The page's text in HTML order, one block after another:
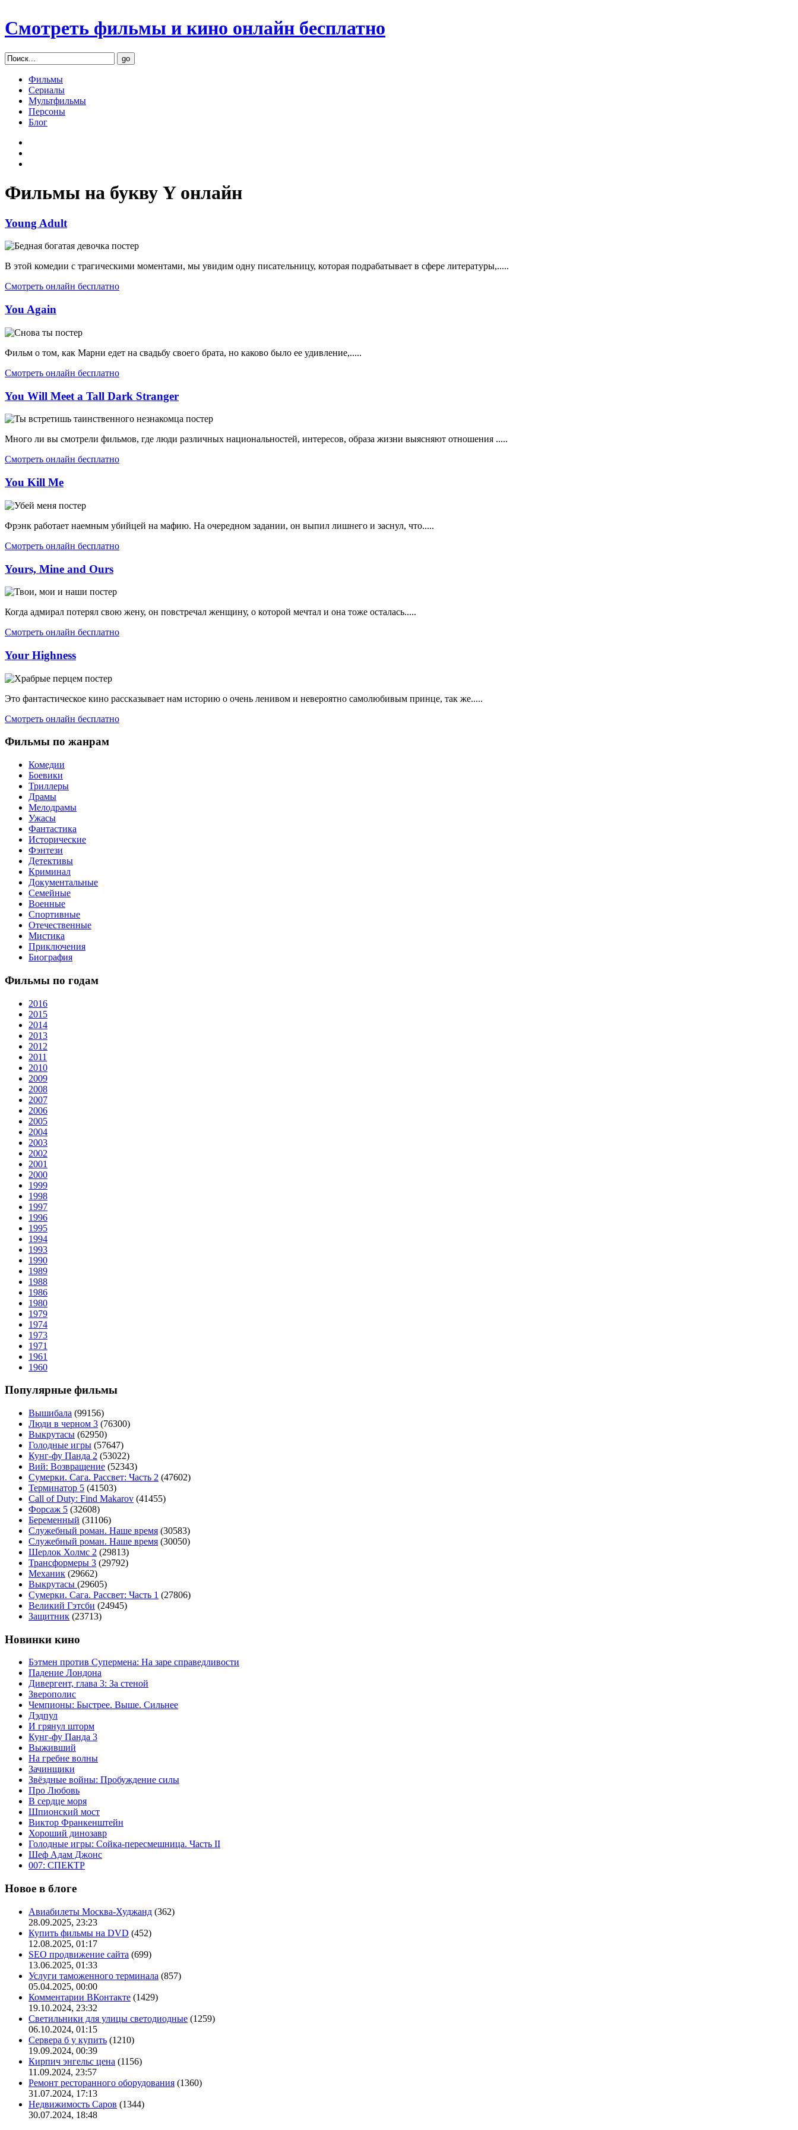
Смотреть фильмы и кино онлайн бесплатно
Фильмы
Сериалы
Мультфильмы
Персоны
Блог
Фильмы на букву Y онлайн
Young Adult
В этой комедии с трагическими моментами, мы увидим одну писательницу, которая подрабатывает в сфере литературы,.....
Смотреть онлайн бесплатно
You Again
Фильм о том, как Марни едет на свадьбу своего брата, но каково было ее удивление,.....
Смотреть онлайн бесплатно
You Will Meet a Tall Dark Stranger
Много ли вы смотрели фильмов, где люди различных национальностей, интересов, образа жизни выясняют отношения .....
Смотреть онлайн бесплатно
You Kill Me
Фрэнк работает наемным убийцей на мафию. На очередном задании, он выпил лишнего и заснул, что.....
Смотреть онлайн бесплатно
Yours, Mine and Ours
Когда адмирал потерял свою жену, он повстречал женщину, о которой мечтал и она тоже осталась.....
Смотреть онлайн бесплатно
Your Highness
Это фантастическое кино рассказывает нам историю о очень ленивом и невероятно самолюбивым принце, так же.....
Смотреть онлайн бесплатно
Фильмы по жанрам
Комедии
Боевики
Триллеры
Драмы
Мелодрамы
Ужасы
Фантастика
Исторические
Фэнтези
Детективы
Криминал
Документальные
Семейные
Военные
Спортивные
Отечественные
Мистика
Приключения
Биография
Фильмы по годам
2016
2015
2014
2013
2012
2011
2010
2009
2008
2007
2006
2005
2004
2003
2002
2001
2000
1999
1998
1997
1996
1995
1994
1993
1990
1989
1988
1986
1980
1979
1974
1973
1971
1961
1960
Популярные фильмы
Вышибала (99156)
Люди в черном 3 (76300)
Выкрутасы (62950)
Голодные игры (57647)
Кунг-фу Панда 2 (53022)
Вий: Возвращение (52343)
Сумерки. Сага. Рассвет: Часть 2 (47602)
Терминатор 5 (41503)
Call of Duty: Find Makarov (41455)
Форсаж 5 (32608)
Беременный (31106)
Служебный роман. Наше время (30583)
Служебный роман. Наше время (30050)
Шерлок Холмс 2 (29813)
Трансформеры 3 (29792)
Механик (29662)
Выкрутасы (29605)
Сумерки. Сага. Рассвет: Часть 1 (27806)
Великий Гэтсби (24945)
Защитник (23713)
Новинки кино
Бэтмен против Супермена: На заре справедливости
Падение Лондона
Дивергент, глава 3: За стеной
Зверополис
Чемпионы: Быстрее. Выше. Сильнее
Дэдпул
И грянул шторм
Кунг-фу Панда 3
Выживший
На гребне волны
Зачинщики
Звёздные войны: Пробуждение силы
Про Любовь
В сердце моря
Шпионский мост
Виктор Франкенштейн
Хороший динозавр
Голодные игры: Сойка-пересмешница. Часть II
Шеф Адам Джонс
007: СПЕКТР
Новое в блоге
Авиабилеты Москва-Худжанд (362)
28.09.2025, 23:23
Купить фильмы на DVD (452)
12.08.2025, 01:17
SEO продвижение сайта (699)
13.06.2025, 01:33
Услуги таможенного терминала (857)
05.04.2025, 00:00
Комментарии ВКонтакте (1429)
19.10.2024, 23:32
Светильники для улицы светодиодные (1259)
06.10.2024, 01:15
Сервера б у купить (1210)
19.09.2024, 00:39
Кирпич энгельс цена (1156)
11.09.2024, 23:57
Ремонт ресторанного оборудования (1360)
31.07.2024, 17:13
Недвижимость Саров (1344)
30.07.2024, 18:48